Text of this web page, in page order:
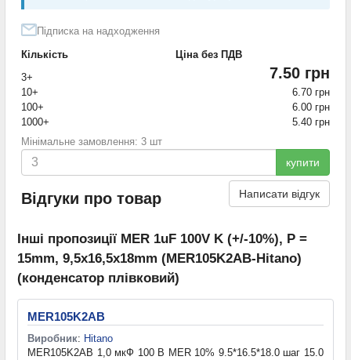
Підписка на надходження
Кількість
Ціна без ПДВ
3+
7.50 грн
10+
6.70 грн
100+
6.00 грн
1000+
5.40 грн
Мінімальне замовлення: 3 шт
купити
Відгуки про товар Написати відгук
Інші пропозиції MER 1uF 100V K (+/-10%), P =
15mm, 9,5x16,5x18mm (MER105K2AB-Hitano)
(конденсатор плівковий)
MER105K2AB
Виробник: Hitano
MER105K2AB 1,0 мкФ 100 В MER 10% 9.5*16.5*18.0 шаг 15.0